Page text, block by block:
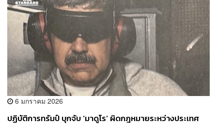
6 มกราคม 2026
ปฏิบัติการทรัมป์ บุกจับ ‘มาดูโร’ ผิดกฎหมายระหว่างประเทศ